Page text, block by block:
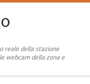
reale della stazione
webcam della zona e